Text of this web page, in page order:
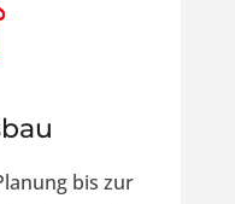
bis zur